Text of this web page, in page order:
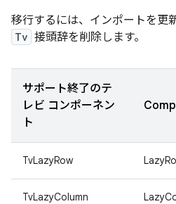
移行するには、インポートを更
Tv 接頭辞を削除します。
サポート終了のテ
レビ コンポーネン
ト
TvLazyRow
TvLazyColumn